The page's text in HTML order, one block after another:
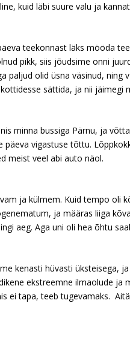
kuid läbi suure valu ja
teekonnast läks mööda
pikk, siis jõudsime onni
paljud olid üsna väsinud, ning
sättida, ja nii jäimegi
minna bussiga Pärnu, ja
päeva vigastuse tõttu.
meist veel abi auto näol.
ja külmem. Kuid tempo oli
ja määras liiga
aeg. Aga uni oli hea õhtu
kenasti hüvasti üksteisega,
ekstreemne ilmaolude
ei tapa, teeb tugevamaks.